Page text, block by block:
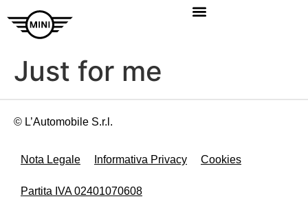
Just for me
© L’Automobile S.r.l.
Nota Legale Informativa Privacy Cookies
Partita IVA 02401070608